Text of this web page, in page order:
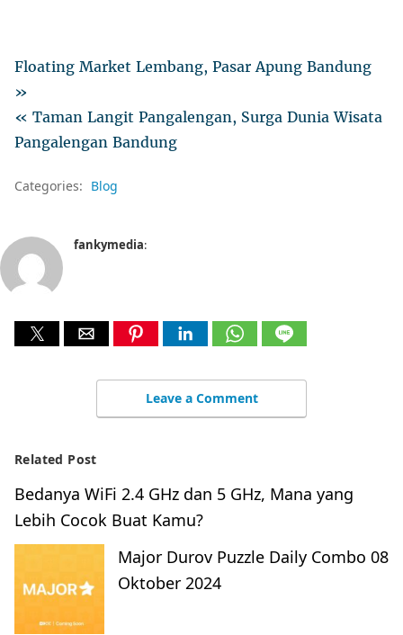
Floating Market Lembang, Pasar Apung Bandung
»
« Taman Langit Pangalengan, Surga Dunia Wisata
Pangalengan Bandung
Categories: Blog
fankymedia:
Leave a Comment
Related Post
Bedanya WiFi 2.4 GHz dan 5 GHz, Mana yang
Lebih Cocok Buat Kamu?
Major Durov Puzzle Daily Combo 08
Oktober 2024